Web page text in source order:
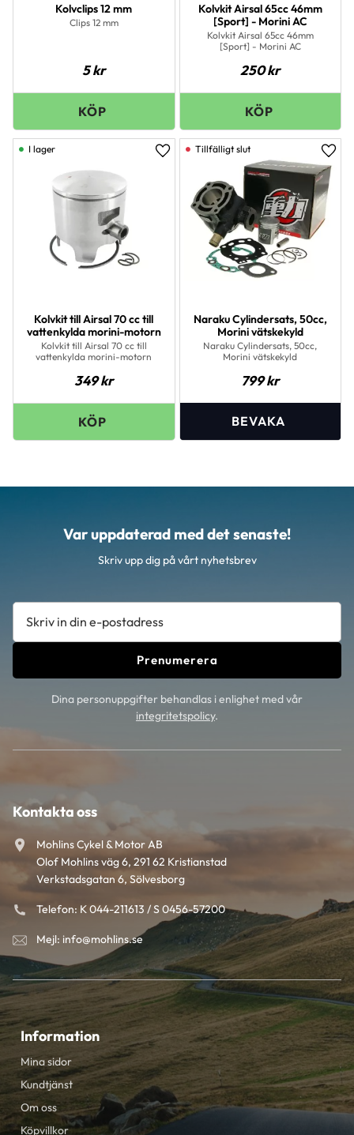
Kolvclips 12 mm
Clips 12 mm
5kr
Kolvkit Airsal 65cc 46mm
[Sport] - Morini AC
Kolvkit Airsal 65cc 46mm
[Sport] - Morini AC
250kr
Kolvkit till Airsal 70 cc till
vattenkylda morini-motorn
Kolvkit till Airsal 70 cc till
vattenkylda morini-motorn
349kr
Lägg till i favoriter
I lager
Naraku Cylindersats, 50cc,
Morini vätskekyld
Naraku Cylindersats, 50cc,
Morini vätskekyld
799kr
Var uppdaterad med det senaste!
Skriv upp dig på vårt nyhetsbrev
Prenumerera
Dina personuppgifter behandlas i enlighet med vår
integritetspolicy.
Kontakta oss
Mohlins Cykel & Motor AB
Olof Mohlins väg 6, 291 62 Kristianstad
Verkstadsgatan 6, Sölvesborg
Telefon: K 044-211613 / S 0456-57200
Mejl: info@mohlins.se
Information
Mina sidor
Kundtjänst
Om oss
Köpvillkor